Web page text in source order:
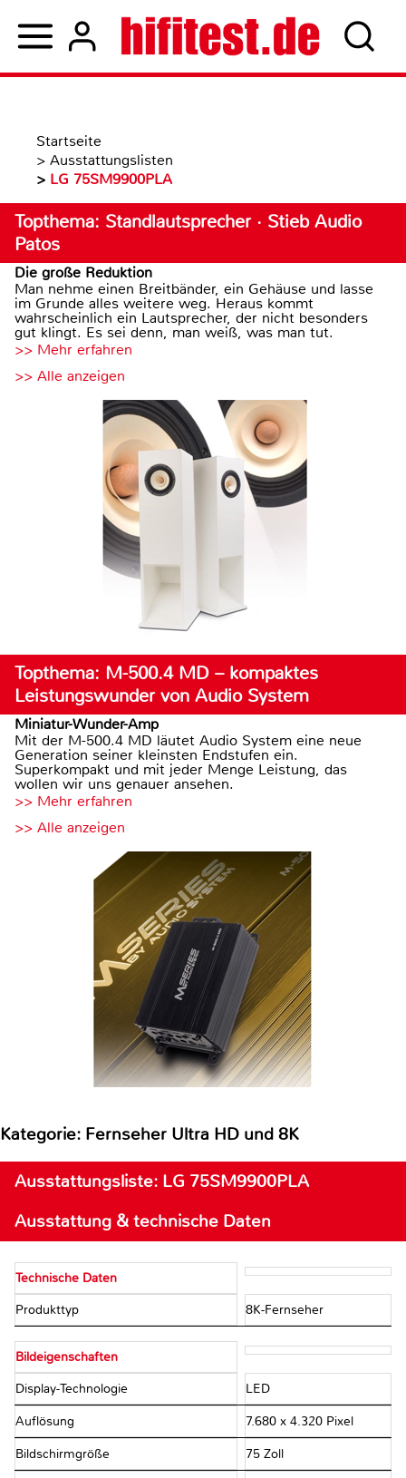
Startseite
> Ausstattungslisten
> LG 75SM9900PLA
Topthema: Standlautsprecher · Stieb Audio
Patos
Die große Reduktion
Man nehme einen Breitbänder, ein Gehäuse und lasse
im Grunde alles weitere weg. Heraus kommt
wahrscheinlich ein Lautsprecher, der nicht besonders
gut klingt. Es sei denn, man weiß, was man tut.
>> Mehr erfahren
>> Alle anzeigen
Topthema: M-500.4 MD – kompaktes
Leistungswunder von Audio System
Miniatur-Wunder-Amp
Mit der M-500.4 MD läutet Audio System eine neue
Generation seiner kleinsten Endstufen ein.
Superkompakt und mit jeder Menge Leistung, das
wollen wir uns genauer ansehen.
>> Mehr erfahren
>> Alle anzeigen
Kategorie: Fernseher Ultra HD und 8K
Ausstattungsliste: LG 75SM9900PLA
Ausstattung & technische Daten
Technische Daten
Produkttyp 8K-Fernseher
Bildeigenschaften
Display-Technologie LED
Auflösung 7.680 x 4.320 Pixel
Bildschirmgröße 75 Zoll